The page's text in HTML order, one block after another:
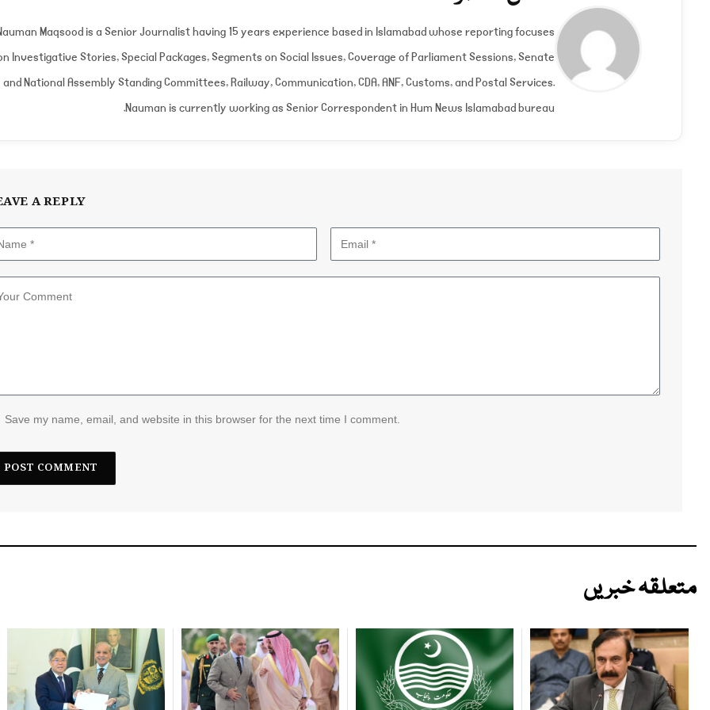
Maqsood is a Senior Journalist having 15 years experience based in Islamabad whose reporting focuses
Investigative Stories, Special Packages, Segments on Social Issues, Coverage of Parliament Sessions, Senate
and National Assembly Standing Committees, Railway, Communication, CDA, ANF, Customs, and Postal Services.
Nauman is currently working as Senior Correspondent in Hum News Islamabad bureau.
A REPLY
Save my name, email, and website in this browser for the next time I comment.
متعلقہ خبریں